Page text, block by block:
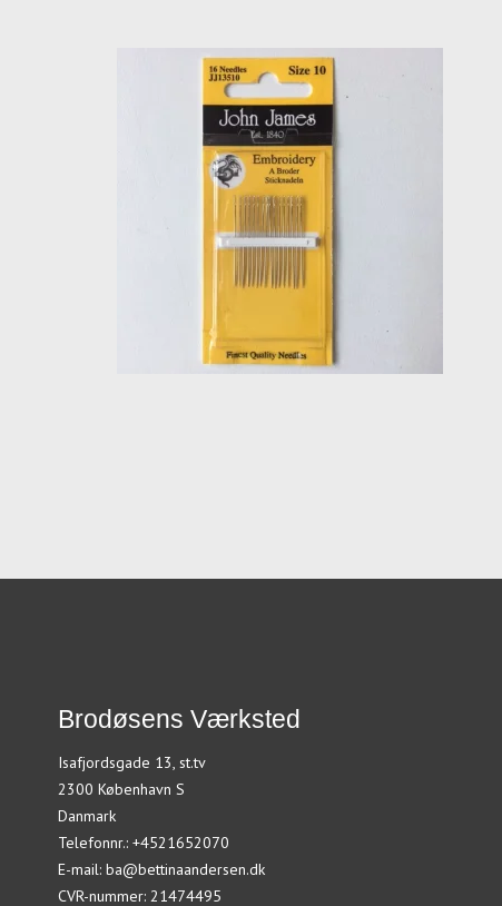
Brodøsens Værksted
Isafjordsgade 13, st.tv
2300 København S
Danmark
Telefonnr.: +4521652070
E-mail: ba@bettinaandersen.dk
CVR-nummer: 21474495